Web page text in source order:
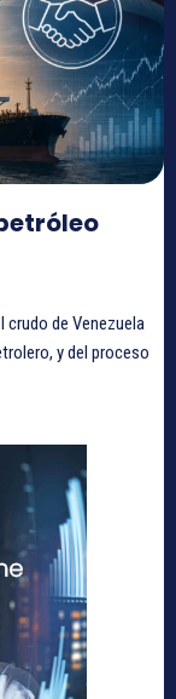
crudo de Venezuela
y del proceso